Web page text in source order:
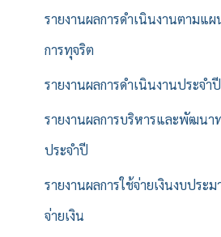
รายงานผลการดำเนินงานตามแ
การทุจริต
รายงานผลการดำเนินงานประจำปี
รายงานผลการบริหารและพัฒนา
ประจำปี
รายงานผลการใช้จ่ายเงินงบประ
จ่ายเงิน